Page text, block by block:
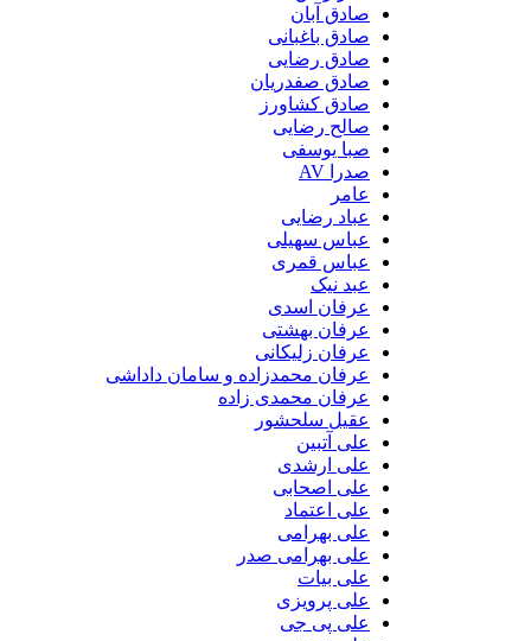
صادق آبان
صادق باغبانی
صادق رضایی
صادق صفدریان
صادق کشاورز
صالح رضایی
صبا یوسفی
عباد رضایی
عباس سهیلی
عباس قمری
عبد نیک
عرفان اسدی
عرفان بهشتی
عرفان زلیکانی
عرفان محمدزاده و سامان داداشی
عرفان محمدی زاده
عقیل سلحشور
علی آتبین
علی ارشدی
علی اصحابی
علی اعتماد
علی بهرامی
علی بهرامی صدر
علی بیات
علی پرویزی
علی پی جی